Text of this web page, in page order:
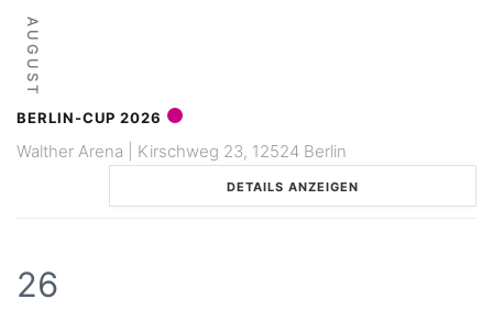
AUGUST
BERLIN-CUP 2026
Walther Arena | Kirschweg 23, 12524 Berlin
DETAILS ANZEIGEN
26